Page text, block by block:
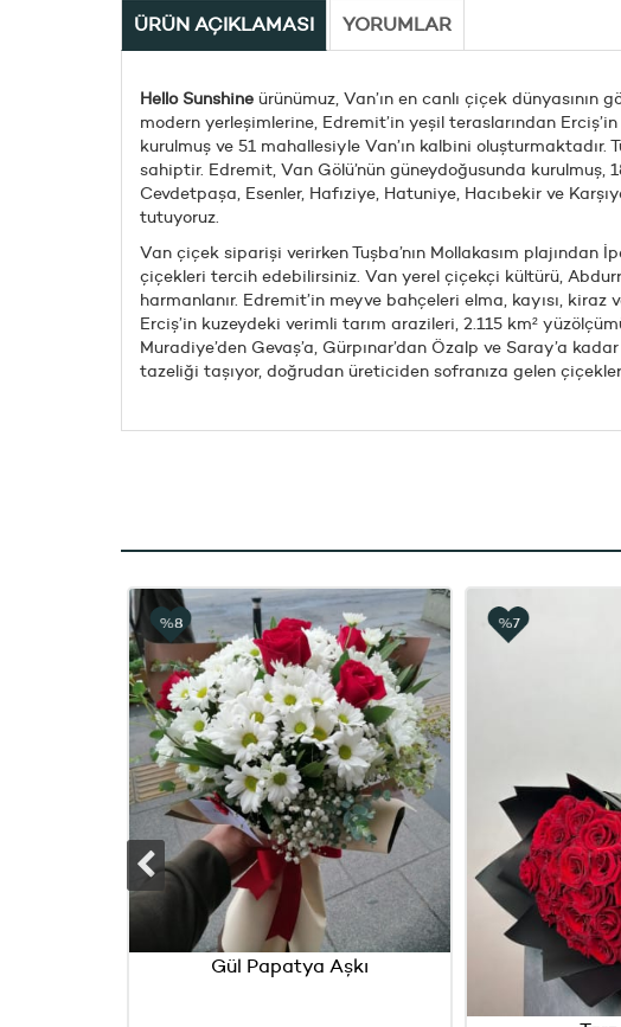
ÜRÜN AÇIKLAMASI YORUMLAR
Hello Sunshine ürünümuz, Van’ın en canlı çiçek
modern yerleşimlerine, Edremit’in yeşil teraslarından
kurulmuş ve 51 mahallesiyle Van’ın kalbini oluşturmaktadır.
sahiptir. Edremit, Van Gölü’nün güneydoğusunda
Cevdetpaşa, Esenler, Hafıziye, Hatuniye, Hacıbekir ve
tutuyoruz.
Van çiçek siparişi verirken Tuşba’nın Mollakasım plajından
çiçekleri tercih edebilirsiniz. Van yerel çiçekçi kültürü,
harmanlanır. Edremit’in meyve bahçeleri elma, kayısı,
Erciş’in kuzeydeki verimli tarım arazileri, 2.115 km²
Muradiye’den Gevaş’a, Gürpınar’dan Özalp ve Saray’a
tazeliği taşıyor, doğrudan üreticiden sofranıza gelen
%8
Gül Papatya Aşkı
%7